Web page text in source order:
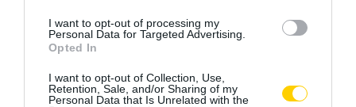
I want to opt-out of processing my
Personal Data for Targeted Advertising.
Opted In
I want to opt-out of Collection, Use,
Retention, Sale, and/or Sharing of my
Personal Data that Is Unrelated with the